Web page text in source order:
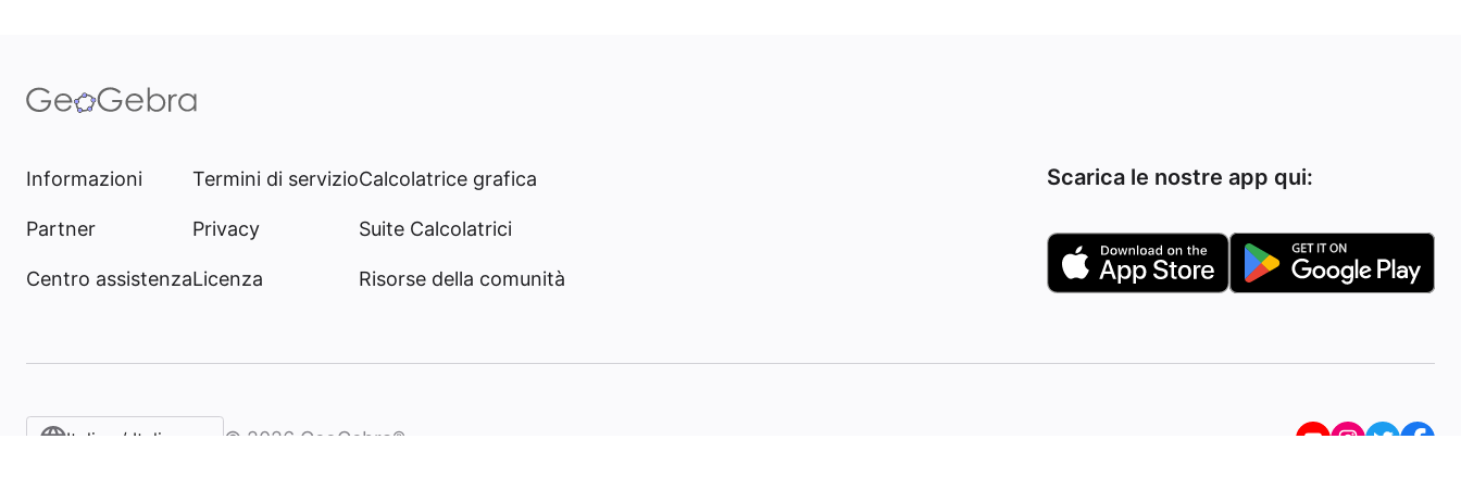
Informazioni
Partner
Centro assistenza
Termini di servizio
Privacy
Licenza
Calcolatrice grafica
Suite Calcolatrici
Risorse della comunità
Scarica le nostre app qui:
Italian / Italiano‎ © 2026 GeoGebra®